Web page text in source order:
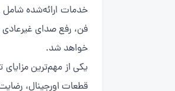
خدمات ارائه‌شده شامل
فن، رفع صدای
خواهد شد.
یکی از مهم‌ترین
قطعات اورجینال،